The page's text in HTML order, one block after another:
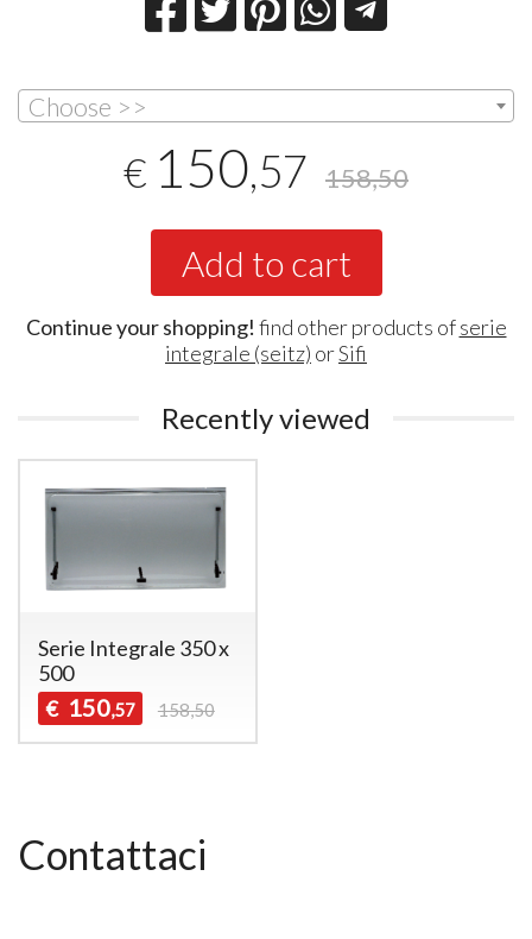
Choose >>
€ 150,57 158,50
Add to cart
Continue your shopping! find other products ofserie
integrale (seitz) orSifi
Recently viewed
Serie Integrale 350 x
500
€ 150,57 158,50
Contattaci